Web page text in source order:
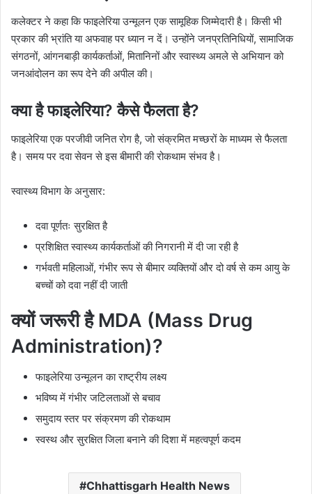
कलेक्टर ने कहा कि फाइलेरिया उन्मूलन एक सामूहिक जिम्मेदारी है। किसी भी
प्रकार की भ्रांति या अफवाह पर ध्यान न दें। उन्होंने जनप्रतिनिधियों, सामाजिक
संगठनों, आंगनबाड़ी कार्यकर्ताओं, मितानिनों और स्वास्थ्य अमले से अभियान को
जनआंदोलन का रूप देने की अपील की।
क्या है फाइलेरिया? कैसे फैलता है?
फाइलेरिया एक परजीवी जनित रोग है, जो संक्रमित मच्छरों के माध्यम से फैलता
है। समय पर दवा सेवन से इस बीमारी की रोकथाम संभव है।
स्वास्थ्य विभाग के अनुसार:
दवा पूर्णतः सुरक्षित है
प्रशिक्षित स्वास्थ्य कार्यकर्ताओं की निगरानी में दी जा रही है
गर्भवती महिलाओं, गंभीर रूप से बीमार व्यक्तियों और दो वर्ष से कम आयु के
बच्चों को दवा नहीं दी जाती
क्यों जरूरी है MDA (Mass Drug
Administration)?
फाइलेरिया उन्मूलन का राष्ट्रीय लक्ष्य
भविष्य में गंभीर जटिलताओं से बचाव
समुदाय स्तर पर संक्रमण की रोकथाम
स्वस्थ और सुरक्षित जिला बनाने की दिशा में महत्वपूर्ण कदम
Chhattisgarh Health News